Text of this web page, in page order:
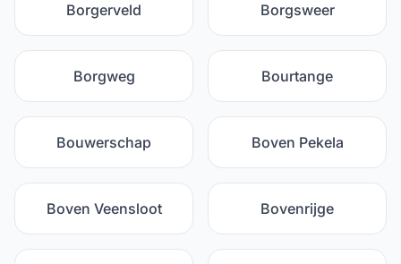
Borgerveld Borgsweer
Borgweg Bourtange
Bouwerschap Boven Pekela
Boven Veensloot Bovenrijge